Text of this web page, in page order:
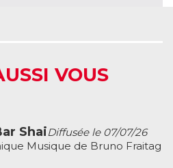
VOUS
ShaiDiffusée le 07/07/26
Musique de Bruno Fraitag